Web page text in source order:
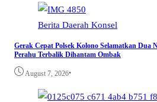
Berita Daerah Konsel
Gerak Cepat Polsek Kolono Selamatkan Dua
Perahu Terbalik Dihantam Ombak
August 7, 2026•